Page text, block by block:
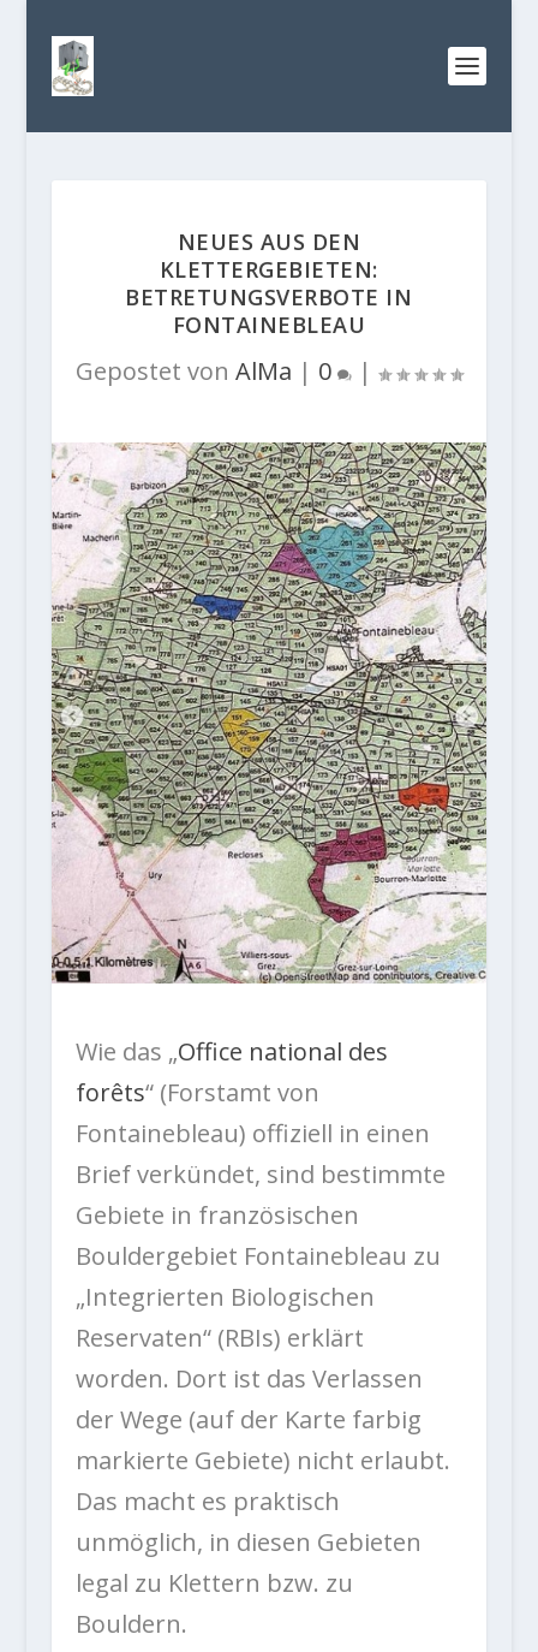
NEUES AUS DEN
KLETTERGEBIETEN:
BETRETUNGSVERBOTE IN
FONTAINEBLEAU
Gepostet von AlMa | 0 |
Wie das „Office national des
forêts“ (Forstamt von
Fontainebleau) offiziell in einen
Brief verkündet, sind bestimmte
Gebiete in französischen
Bouldergebiet Fontainebleau zu
„Integrierten Biologischen
Reservaten“ (RBIs) erklärt
worden. Dort ist das Verlassen
der Wege (auf der Karte farbig
markierte Gebiete) nicht erlaubt.
Das macht es praktisch
unmöglich, in diesen Gebieten
legal zu Klettern bzw. zu
Bouldern.